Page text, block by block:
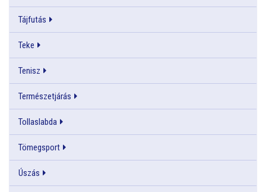
Tájfutás
Teke
Tenisz
Természetjárás
Tollaslabda
Tömegsport
Úszás